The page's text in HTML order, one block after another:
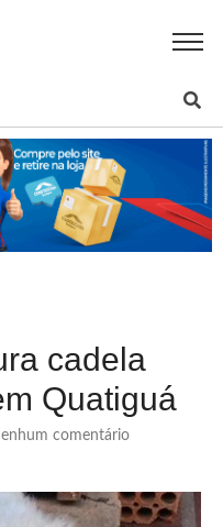
cadela
Quatiguá
comentário